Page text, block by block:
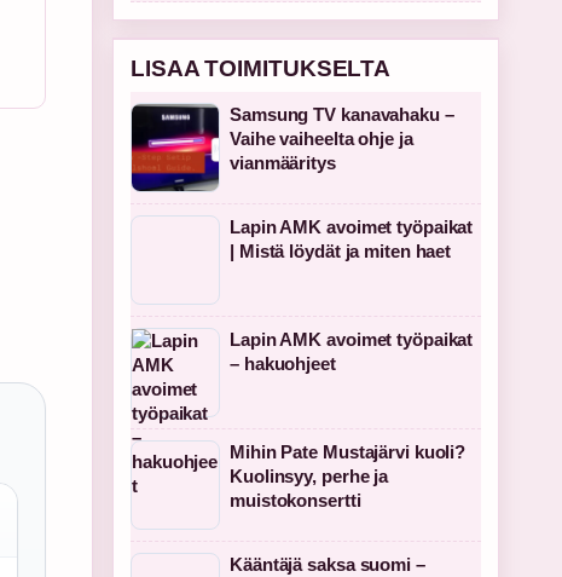
LISAA TOIMITUKSELTA
Samsung TV kanavahaku –
Vaihe vaiheelta ohje ja
vianmääritys
Lapin AMK avoimet työpaikat
| Mistä löydät ja miten haet
Lapin AMK avoimet työpaikat
– hakuohjeet
Mihin Pate Mustajärvi kuoli?
Kuolinsyy, perhe ja
muistokonsertti
Kääntäjä saksa suomi –